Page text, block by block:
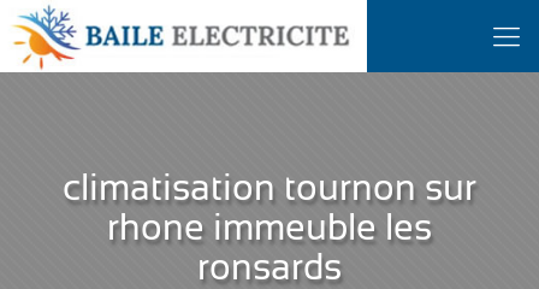
climatisation tournon sur
rhone immeuble les
ronsards